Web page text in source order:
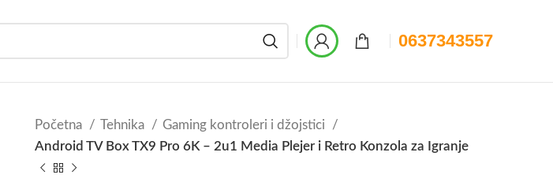
0637343557
Početna Tehnika
Gaming kontroleri i džojstici
Android TV Box TX9 Pro 6K – 2u1 Media Plejer i Retro Konzola za Igranje